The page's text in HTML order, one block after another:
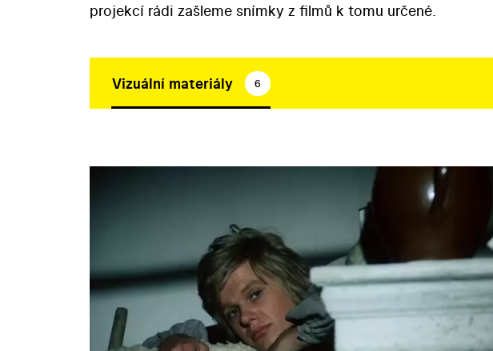
projekcí rádi zašleme snímky z filmů k tomu určené.
Vizuální materiály 6